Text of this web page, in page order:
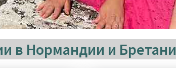
в Нормандии и Бретани